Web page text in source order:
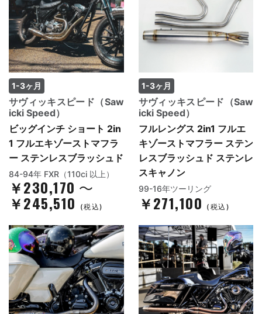
1-3ヶ月
サヴィッキスピード（Saw
icki Speed）
ビッグインチ ショート 2in
1 フルエキゾーストマフラ
ー ステンレスブラッシュド
84-94年 FXR（110ci 以上）
￥230,170 ～
￥245,510 (税込)
1-3ヶ月
サヴィッキスピード（Saw
icki Speed）
フルレングス 2in1 フルエ
キゾーストマフラー ステン
レスブラッシュド ステンレ
スキャノン
99-16年ツーリング
￥271,100 (税込)